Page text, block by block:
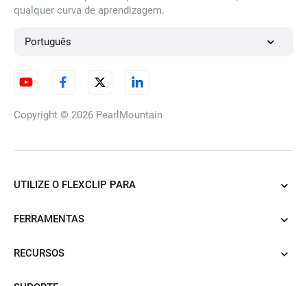
qualquer curva de aprendizagem.
Português
Copyright © 2026 PearlMountain
UTILIZE O FLEXCLIP PARA
FERRAMENTAS
RECURSOS